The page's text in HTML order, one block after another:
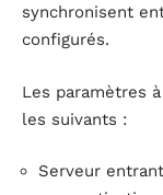
synchronisent
configurés.
Les paramètres
les suivants :
Serveur